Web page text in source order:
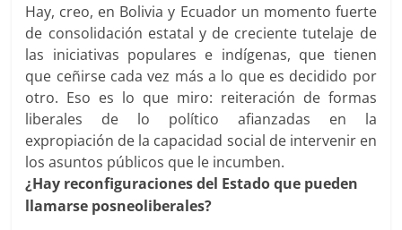
Hay, creo, en Bolivia y Ecuador un momento fuerte
de consolidación estatal y de creciente tutelaje de
las iniciativas populares e indígenas, que tienen
que ceñirse cada vez más a lo que es decidido por
otro. Eso es lo que miro: reiteración de formas
liberales de lo político afianzadas en la
expropiación de la capacidad social de intervenir en
los asuntos públicos que le incumben.
¿Hay reconfiguraciones del Estado que pueden
llamarse posneoliberales?